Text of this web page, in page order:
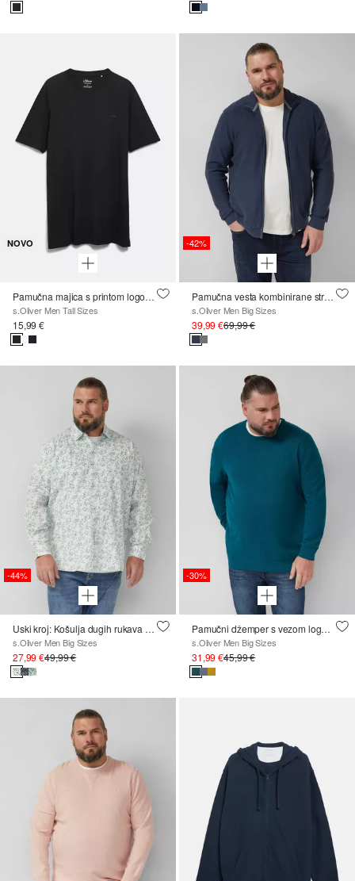
NOVO
Pamučna majica s printom logotipa
s.Oliver Men Tall Sizes
15,99 €
-42%
Pamučna vesta kombinirane strukture s podignutim ovratnikom
s.Oliver Men Big Sizes
39,99 €69,99 €
-44%
Uski kroj: Košulja dugih rukava s printom preko cijele površine i Kent ovratnikom
s.Oliver Men Big Sizes
27,99 €49,99 €
-30%
Pamučni džemper s vezom logotipa
s.Oliver Men Big Sizes
31,99 €45,99 €